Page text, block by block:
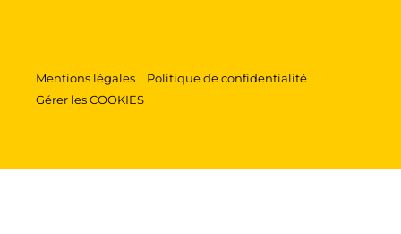
Mentions légales
Politique de confidentialité
Gérer les COOKIES